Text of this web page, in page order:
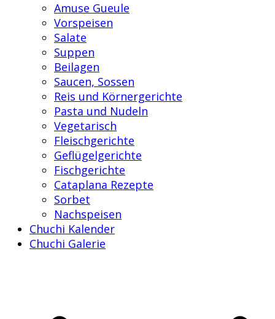
Amuse Gueule
Vorspeisen
Salate
Suppen
Beilagen
Saucen, Sossen
Reis und Körnergerichte
Pasta und Nudeln
Vegetarisch
Fleischgerichte
Geflügelgerichte
Fischgerichte
Cataplana Rezepte
Sorbet
Nachspeisen
Chuchi Kalender
Chuchi Galerie